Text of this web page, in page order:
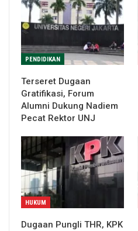
PENDIDIKAN
Terseret Dugaan
Gratifikasi, Forum
Alumni Dukung Nadiem
Pecat Rektor UNJ
HUKUM
Dugaan Pungli THR, KPK